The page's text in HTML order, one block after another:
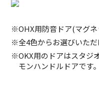
※OHX用防音ドア(マグ
※全4色からお選びいただ
※OKX用のドアはスタジ
モンハンドルドアです。